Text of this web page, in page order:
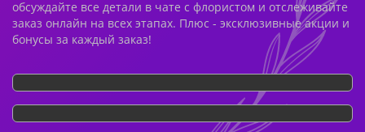
обсуждайте все детали в чате с флористом и отслеживайте
заказ онлайн на всех этапах. Плюс - эксклюзивные акции и
бонусы за каждый заказ!